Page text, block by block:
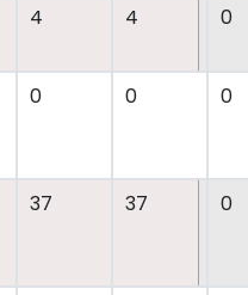
4 4 0
0 0 0
37 37 0